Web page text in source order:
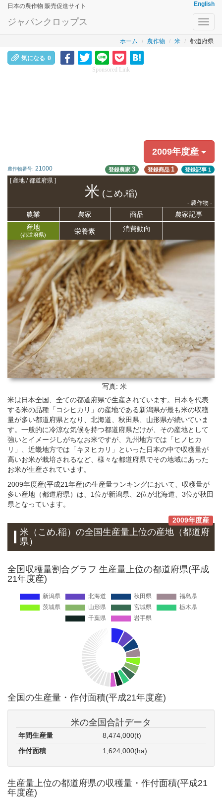
日本の農作物 販売促進サイト English
ジャパンクロップス
ホーム 農作物 米 都道府県
気になる 0
Sponsored Link
2009年度産
農作物番号: 21000 登録農家3 登録商品 1 登録記事 1
[ 産地 / 都道府県 ]
米 (こめ,稲)
- 農作物 -
農業 農家 商品
農家記事
産地
(都道府県) 栄養素 消費動向
写真: 米
米は日本全国、全ての都道府県で生産されています。日本を代表
する米の品種「コシヒカリ」の産地である新潟県が最も米の収穫
量が多い都道府県となり、北海道、秋田県、山形県が続いていま
す。一般的に冷涼な気候を持つ都道府県だけが、その産地として
強いとイメージしがちなお米ですが、九州地方では「ヒノヒカ
リ」、近畿地方では「キヌヒカリ」といった日本の中で収穫量が
高いお米が栽培されるなど、様々な都道府県でその地域にあった
お米が生産されています。
2009年度産(平成21年産)の生産量ランキングにおいて、収穫量が
多い産地（都道府県）は、1位が新潟県、2位が北海道、3位が秋田
県となっています。
2009年度産
米（こめ,稲）の全国生産量上位の産地 （都道府
県）
全国収穫量割合グラフ 生産量上位の都道府県(平成
21年度産)
全国の生産量・作付面積(平成21年度産)
米の全国合計データ
年間生産量
8,474,000(t)
作付面積
1,624,000(ha)
生産量上位の都道府県の収穫量・作付面積(平成21
年度産)